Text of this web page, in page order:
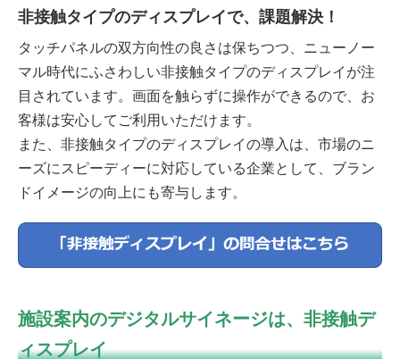
非接触タイプのディスプレイで、課題解決！
タッチパネルの双方向性の良さは保ちつつ、ニューノー
マル時代にふさわしい非接触タイプのディスプレイが注
目されています。画面を触らずに操作ができるので、お
客様は安心してご利用いただけます。
また、非接触タイプのディスプレイの導入は、市場のニ
ーズにスピーディーに対応している企業として、ブラン
ドイメージの向上にも寄与します。
施設案内のデジタルサイネージは、 非接触デ
ィスプレイ